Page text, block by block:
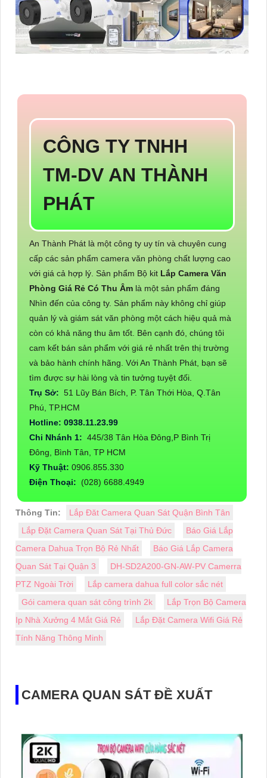
CÔNG TY TNHH
TM-DV AN THÀNH
PHÁT
An Thành Phát là một công ty uy tín và chuyên cung
cấp các sản phẩm camera văn phòng chất lượng cao
với giá cả hợp lý. Sản phẩm Bộ kit Lắp Camera Văn
Phòng Giá Rẻ Có Thu Âm là một sản phẩm đáng
Nhìn đến của công ty. Sản phẩm này không chỉ giúp
quản lý và giám sát văn phòng một cách hiệu quả mà
còn có khả năng thu âm tốt. Bên cạnh đó, chúng tôi
cam kết bán sản phẩm với giá rẻ nhất trên thị trường
và bảo hành chính hãng. Với An Thành Phát, bạn sẽ
tìm được sự hài lòng và tin tưởng tuyệt đối.
Trụ Sở: 51 Lũy Bán Bích, P. Tân Thới Hòa, Q.Tân
Phú, TP.HCM
Hotline: 0938.11.23.99
Chi Nhánh 1: 445/38 Tân Hòa Đông,P Bình Trị
Đông, Bình Tân, TP HCM
Kỹ Thuật: 0906.855.330
Điện Thoại: (028) 6688.4949
Thông Tin:
Lắp Đăt Camera Quan Sát Quận Bình Tân
Lắp Đặt Camera Quan Sát Tại Thủ Đức
Báo Giá Lắp
Camera Dahua Trọn Bộ Rẻ Nhất
Báo Giá Lắp Camera
Quan Sát Tại Quận 3
DH-SD2A200-GN-AW-PV Camerra
PTZ Ngoài Trời
Lắp camera dahua full color sắc nét
Gói camera quan sát công trình 2k
Lắp Trọn Bộ Camera
Ip Nhà Xưởng 4 Mắt Giá Rẻ
Lắp Đặt Camera Wifi Giá Rẻ
Tính Năng Thông Minh
CAMERA QUAN SÁT ĐỀ XUẤT